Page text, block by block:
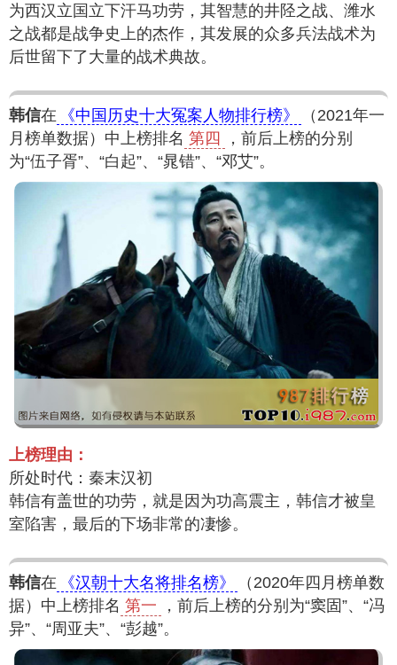
为西汉立国立下汗马功劳，其智慧的井陉之战、潍水
之战都是战争史上的杰作，其发展的众多兵法战术为
后世留下了大量的战术典故。
韩信在 《中国历史十大冤案人物排行榜》
（2021年一
月榜单数据）中上榜排名 第四
，前后上榜的分别
为“伍子胥”、“白起”、“晁错”、“邓艾”。
上榜理由：
所处时代：秦末汉初
韩信有盖世的功劳，就是因为功高震主，韩信才被皇
室陷害，最后的下场非常的凄惨。
韩信在 《汉朝十大名将排名榜》
（2020年四月榜单数
据）中上榜排名 第一
，前后上榜的分别为“窦固”、“冯
异”、“周亚夫”、“彭越”。